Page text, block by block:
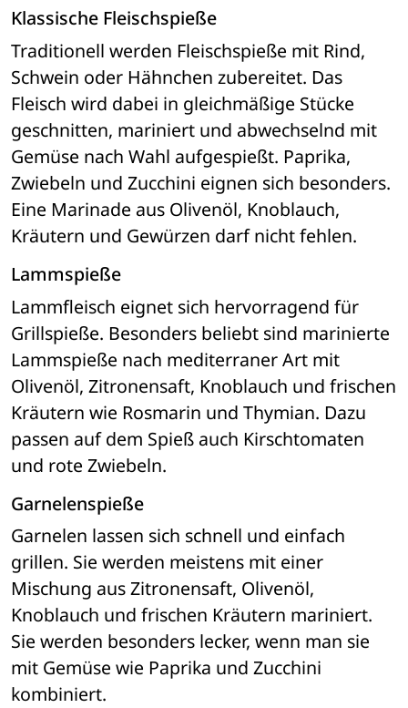
Klassische Fleischspieße
Traditionell werden Fleischspieße mit Rind,
Schwein oder Hähnchen zubereitet. Das
Fleisch wird dabei in gleichmäßige Stücke
geschnitten, mariniert und abwechselnd mit
Gemüse nach Wahl aufgespießt. Paprika,
Zwiebeln und Zucchini eignen sich besonders.
Eine Marinade aus Olivenöl, Knoblauch,
Kräutern und Gewürzen darf nicht fehlen.
Lammspieße
Lammfleisch eignet sich hervorragend für
Grillspieße. Besonders beliebt sind marinierte
Lammspieße nach mediterraner Art mit
Olivenöl, Zitronensaft, Knoblauch und frischen
Kräutern wie Rosmarin und Thymian. Dazu
passen auf dem Spieß auch Kirschtomaten
und rote Zwiebeln.
Garnelenspieße
Garnelen lassen sich schnell und einfach
grillen. Sie werden meistens mit einer
Mischung aus Zitronensaft, Olivenöl,
Knoblauch und frischen Kräutern mariniert.
Sie werden besonders lecker, wenn man sie
mit Gemüse wie Paprika und Zucchini
kombiniert.